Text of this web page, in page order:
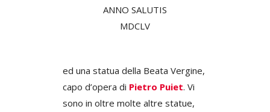
ANNO SALUTIS
MDCLV
ed una statua della Beata Vergine,
capo d’opera di Pietro Puiet. Vi
sono in oltre molte altre statue,